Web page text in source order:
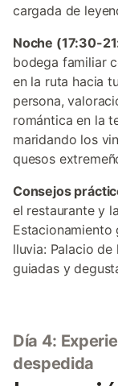
cargada de
Noche (17:30-
bodega familiar
en la ruta hacia
persona,
romántica en la
maridando los
quesos
Consejos
el restaurante y
Estacionamiento
lluvia: Palacio
guiadas y
Día 4:
despedida